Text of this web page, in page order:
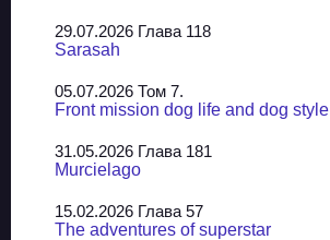
29.07.2026 Глава 118
Sarasah
05.07.2026 Том 7.
Front mission dog life and dog style
31.05.2026 Глава 181
Murcielago
15.02.2026 Глава 57
The adventures of superstar